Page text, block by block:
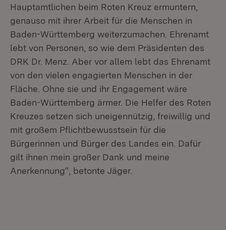
Hauptamtlichen beim Roten Kreuz ermuntern,
genauso mit ihrer Arbeit für die Menschen in
Baden-Württemberg weiterzumachen. Ehrenamt
lebt von Personen, so wie dem Präsidenten des
DRK Dr. Menz. Aber vor allem lebt das Ehrenamt
von den vielen engagierten Menschen in der
Fläche. Ohne sie und ihr Engagement wäre
Baden-Württemberg ärmer. Die Helfer des Roten
Kreuzes setzen sich uneigennützig, freiwillig und
mit großem Pflichtbewusstsein für die
Bürgerinnen und Bürger des Landes ein. Dafür
gilt ihnen mein großer Dank und meine
Anerkennung“, betonte Jäger.